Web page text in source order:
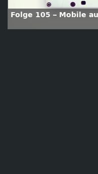
Folge 105 – Mobile